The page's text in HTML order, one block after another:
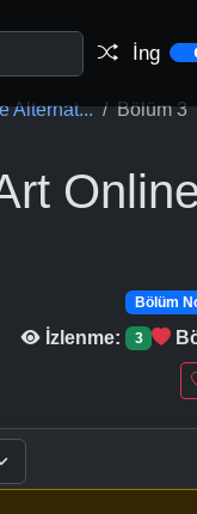
İng
Alternat... Bölüm 3
Bölüm
İzlenme:
3